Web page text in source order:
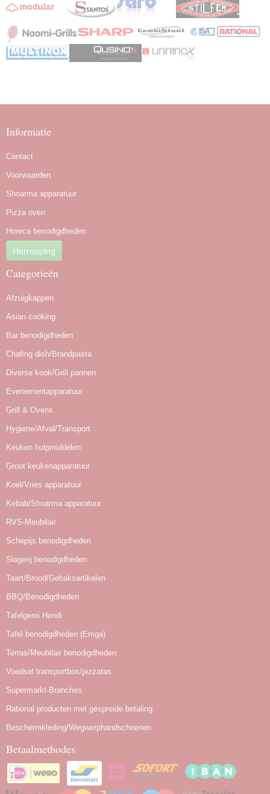
Informatie
Contact
Voorwaarden
Shoarma apparatuur
Pizza oven
Horeca benodigdheden
Herroeping
Categorieën
Afzuigkappen
Asian cooking
Bar benodigdheden
Chafing dish/Brandpasta
Diverse kook/Grill pannen
Evenementapparatuur
Grill & Ovens
Hygiene/Afval/Transport
Keuken hulpmiddelen
Groot keukenapparatuur
Koel/Vries apparatuur
Kebab/Shoarma apparatuur
RVS-Meubilair
Schepijs benodigdheden
Slagerij benodigdheden
Taart/Brood/Gebaksartikelen
BBQ/Benodigdheden
Tafelgerei Hendi
Tafel benodigdheden (Emga)
Terras/Meubilair benodigdheden
Voedsel transportbox/pizzatas
Supermarkt-Branches
Rational producten met gespreide betaling
Beschermkleding/Wegwerphandschoenen
Betaalmethodes